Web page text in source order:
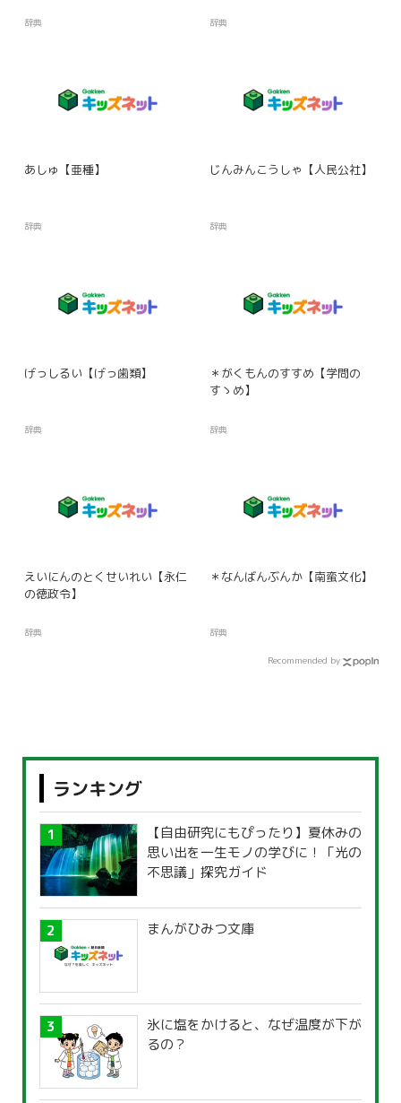
辞典 辞典
あしゅ【亜種】
辞典
じんみんこうしゃ【人民公社】
辞典
げっしるい【げっ歯類】
辞典
＊がくもんのすすめ【学問の
すゝめ】
辞典
えいにんのとくせいれい【永仁
の徳政令】
辞典
＊なんばんぶんか【南蛮文化】
辞典
Recommended by
ランキング
【自由研究にもぴったり】夏休みの
思い出を一生モノの学びに！「光の
不思議」探究ガイド
まんがひみつ文庫
氷に塩をかけると、なぜ温度が下が
るの？